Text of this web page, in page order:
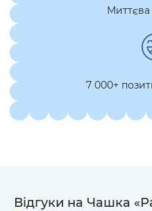
Миттєва
7 000+
Відгуки на Чашка